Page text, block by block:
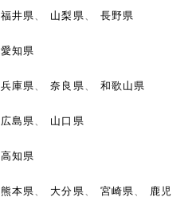
福井県 山梨県
長野県
愛知県
兵庫県 、奈良県
和歌山県
広島県
山口県
高知県
熊本県 大分県 宮崎県
鹿児